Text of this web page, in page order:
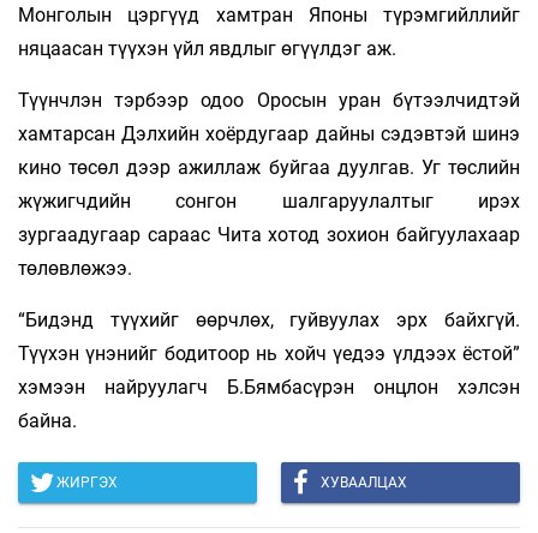
Монголын цэргүүд хамтран Японы түрэмгийллийг
няцаасан түүхэн үйл явдлыг өгүүлдэг аж.
Түүнчлэн тэрбээр одоо Оросын уран бүтээлчидтэй
хамтарсан Дэлхийн хоёрдугаар дайны сэдэвтэй шинэ
кино төсөл дээр ажиллаж буйгаа дуулгав. Уг төслийн
жүжигчдийн сонгон шалгаруулалтыг ирэх
зургаадугаар сараас Чита хотод зохион байгуулахаар
төлөвлөжээ.
“Бидэнд түүхийг өөрчлөх, гуйвуулах эрх байхгүй.
Түүхэн үнэнийг бодитоор нь хойч үедээ үлдээх ёстой”
хэмээн найруулагч Б.Бямбасүрэн онцлон хэлсэн
байна.
ЖИРГЭХ ХУВААЛЦАХ